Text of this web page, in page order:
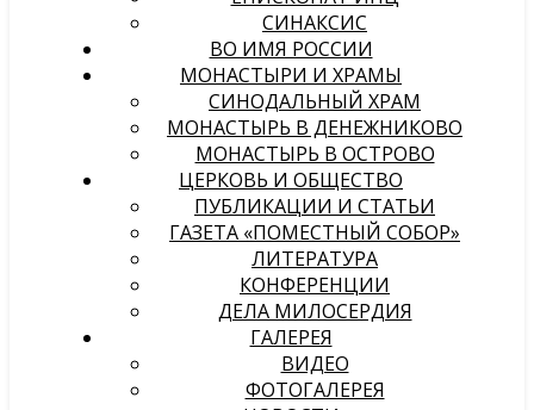
СИНАКСИС
ВО ИМЯ РОССИИ
МОНАСТЫРИ И ХРАМЫ
СИНОДАЛЬНЫЙ ХРАМ
МОНАСТЫРЬ В ДЕНЕЖНИКОВО
МОНАСТЫРЬ В ОСТРОВО
ЦЕРКОВЬ И ОБЩЕСТВО
ПУБЛИКАЦИИ И СТАТЬИ
ГАЗЕТА «ПОМЕСТНЫЙ СОБОР»
ЛИТЕРАТУРА
КОНФЕРЕНЦИИ
ДЕЛА МИЛОСЕРДИЯ
ГАЛЕРЕЯ
ВИДЕО
ФОТОГАЛЕРЕЯ